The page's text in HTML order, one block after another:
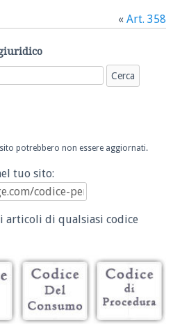
« Art. 358
potrebbero non essere aggiornati.
tuo sito:
articoli di qualsiasi codice